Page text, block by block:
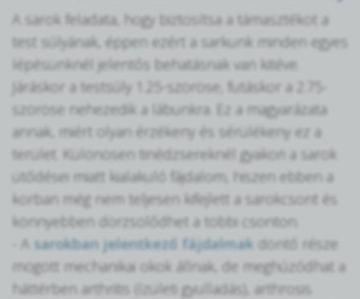
A sarok feladata, hogy biztosítsa a támasztékot a
test súlyának, éppen ezért a sarkunk minden egyes
lépésünknél jelentős behatásnak van kitéve.
Járáskor a testsúly 1.25-szöröse, futáskor a 2.75-
szöröse nehezedik a lábunkra. Ez a magyarázata
annak, miért olyan érzékeny és sérülékeny ez a
terület. Különösen tinédzsereknél gyakori a sarok
ütődései miatt kialakuló fájdalom, hiszen ebben a
korban még nem teljesen kifejlett a sarokcsont és
könnyebben dörzsölődhet a többi csonton.
- A sarokban jelentkező fájdalmak döntő része
mögött mechanikai okok állnak, de meghúzódhat a
háttérben arthritis (ízületi gyulladás), arthrosis